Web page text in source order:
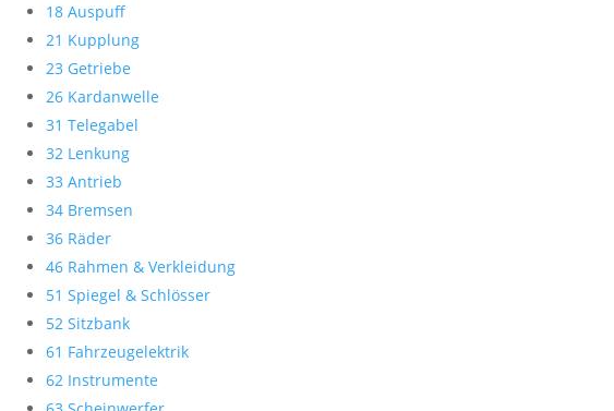
18 Auspuff
21 Kupplung
23 Getriebe
26 Kardanwelle
31 Telegabel
32 Lenkung
33 Antrieb
34 Bremsen
36 Räder
46 Rahmen & Verkleidung
51 Spiegel & Schlösser
52 Sitzbank
61 Fahrzeugelektrik
62 Instrumente